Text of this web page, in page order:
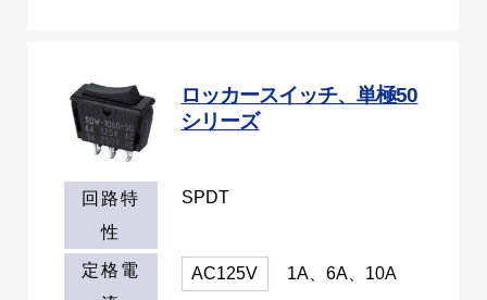
ロッカースイッチ、単極50
シリーズ
回路特
性
SPDT
定格電
AC125V 1A、6A、10A